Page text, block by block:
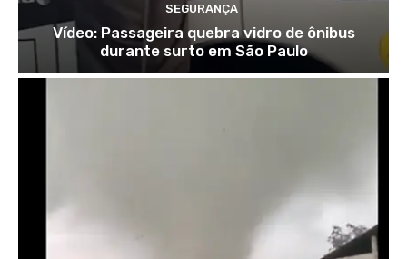
SEGURANÇA
Vídeo: Passageira quebra vidro de ônibus
durante surto em São Paulo